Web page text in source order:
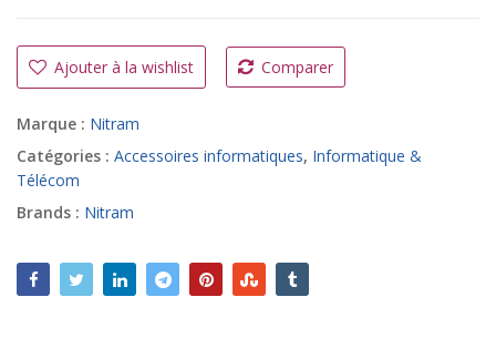
t
n
a
t
Ajouter à la wishlist Comparer
Marque : Nitram
Catégories : Accessoires informatiques, Informatique &
Télécom
Brands : Nitram